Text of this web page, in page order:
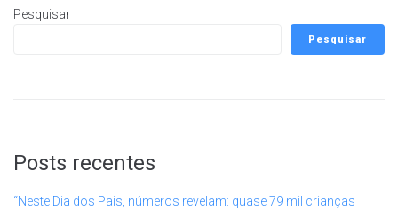
Pesquisar
Pesquisar
Posts recentes
“Neste Dia dos Pais, números revelam: quase 79 mil crianças